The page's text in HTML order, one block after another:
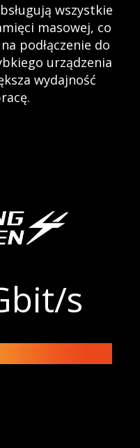
wszystkie
masowej, co
podłączenie do
urządzenia
wydajność
s